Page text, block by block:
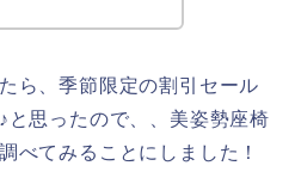
ら、季節限定の割引セール
と思ったので、、美姿勢座椅
べてみることにしました！